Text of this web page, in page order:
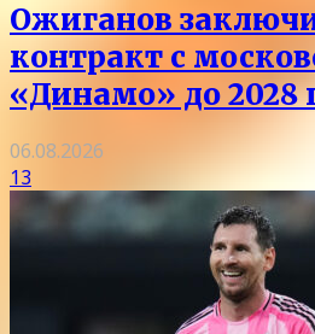
Ожиганов
контракт с
«Динамо» до 2028
06.08.2026
13